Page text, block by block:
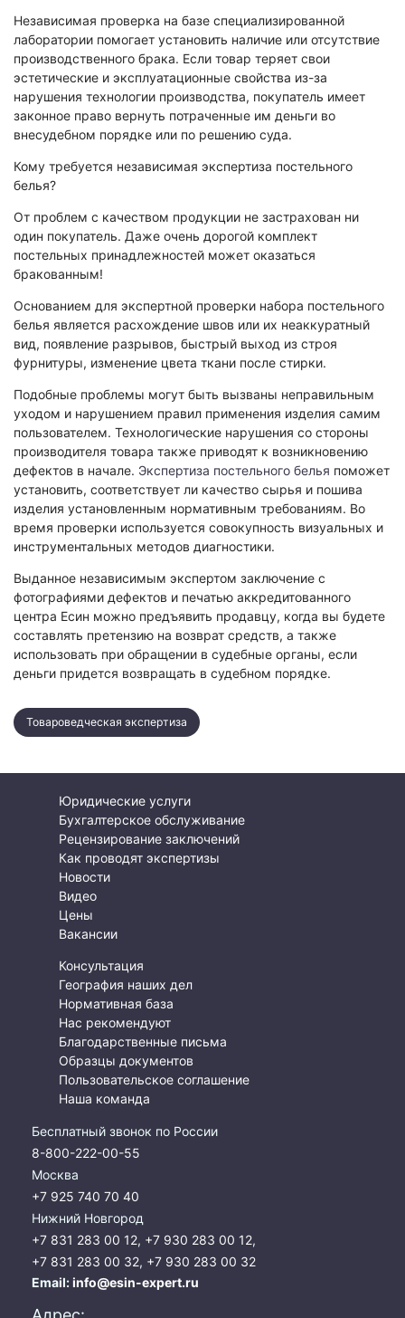
Компьютерно-техническая экспертиза
Экспертиза игрового оборудования
Пожарно-техническая экспертиза
Экологическая экспертиза
Физико-химическая экспертиза
Экспертиза изделий из металлов
Юридико-лингвистическая экспертиза
Юридическая экспертиза
Исследования на полиграфе
Геммологическая экспертиза (ювелирная)
Заключение эксперта на иностранном языке
Приемка квартиры
Экспертиза по технике безопасности
Физико-химическая экспертиза
Электротехническая экспертиза
Независимая проверка на базе специализированной
лаборатории помогает установить наличие или отсутствие
производственного брака. Если товар теряет свои
эстетические и эксплуатационные свойства из-за
нарушения технологии производства, покупатель имеет
законное право вернуть потраченные им деньги во
внесудебном порядке или по решению суда.
Кому требуется независимая экспертиза постельного
белья?
От проблем с качеством продукции не застрахован ни
один покупатель. Даже очень дорогой комплект
постельных принадлежностей может оказаться
бракованным!
Основанием для экспертной проверки набора постельного
белья является расхождение швов или их неаккуратный
вид, появление разрывов, быстрый выход из строя
фурнитуры, изменение цвета ткани после стирки.
Подобные проблемы могут быть вызваны неправильным
уходом и нарушением правил применения изделия самим
пользователем. Технологические нарушения со стороны
производителя товара также приводят к возникновению
дефектов в начале. Экспертиза постельного белья поможет
установить, соответствует ли качество сырья и пошива
изделия установленным нормативным требованиям. Во
время проверки используется совокупность визуальных и
инструментальных методов диагностики.
Выданное независимым экспертом заключение с
фотографиями дефектов и печатью аккредитованного
центра Есин можно предъявить продавцу, когда вы будете
составлять претензию на возврат средств, а также
использовать при обращении в судебные органы, если
деньги придется возвращать в судебном порядке.
Товароведческая экспертиза
Юридические услуги
Бухгалтерское обслуживание
Рецензирование заключений
Как проводят экспертизы
Новости
Видео
Цены
Вакансии
Консультация
География наших дел
Нормативная база
Нас рекомендуют
Благодарственные письма
Образцы документов
Пользовательское соглашение
Наша команда
Бесплатный звонок по России
8-800-222-00-55
Москва
+7 925 740 70 40
Нижний Новгород
+7 831 283 00 12, +7 930 283 00 12,
+7 831 283 00 32, +7 930 283 00 32
Email:info@esin-expert.ru